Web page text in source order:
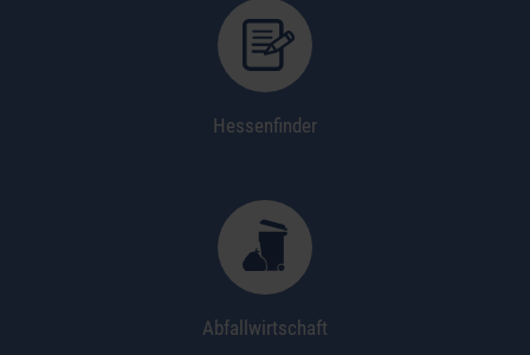
Hessenfinder
Abfallwirtschaft